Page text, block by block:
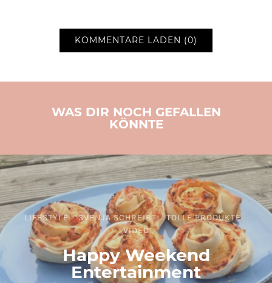
KOMMENTARE LADEN (0)
WAS DIR NOCH GEFALLEN
KÖNNTE
LIFESTYLE SVENJA SCHREIBT
TOLLE PRODUKTE
VIDEO
Happy Weekend
Entertainment